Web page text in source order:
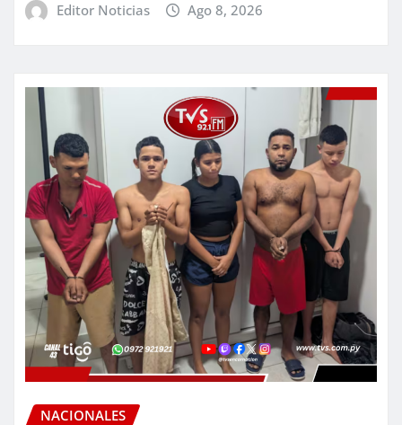
Editor Noticias Ago 8, 2026
NACIONALES